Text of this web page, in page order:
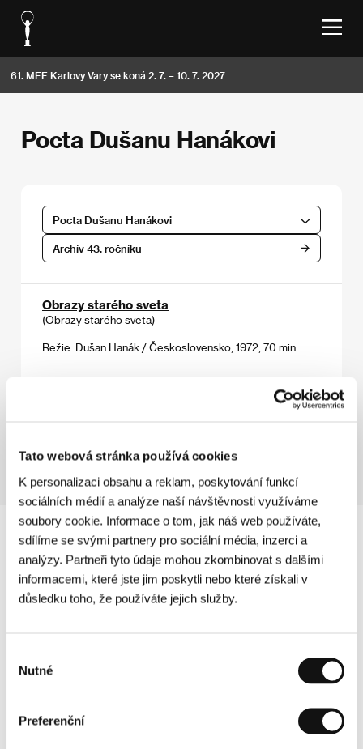
Tato webová stránka používá cookies
K personalizaci obsahu a reklam, poskytování funkcí
sociálních médií a analýze naší návštěvnosti využíváme
soubory cookie. Informace o tom, jak náš web používáte,
sdílíme se svými partnery pro sociální média, inzerci a
analýzy. Partneři tyto údaje mohou zkombinovat s dalšími
informacemi, které jste jim poskytli nebo které získali v
důsledku toho, že používáte jejich služby.
souhlasu
Nutné
Preferenční
61. MFF Karlovy Vary se koná 2. 7. – 10. 7. 2027
Pocta Dušanu Hanákovi
Pocta Dušanu Hanákovi
Archív 43. ročníku
Obrazy starého sveta
(Obrazy starého sveta)
Režie: Dušan Hanák / Československo, 1972, 70 min